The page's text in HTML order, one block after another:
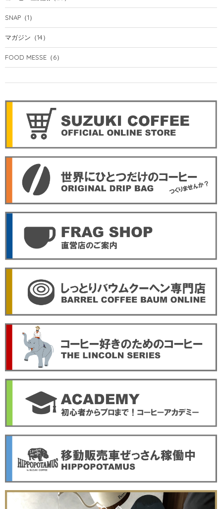
SNAP （1）
マガジン （14）
FOOD MESSE （6）